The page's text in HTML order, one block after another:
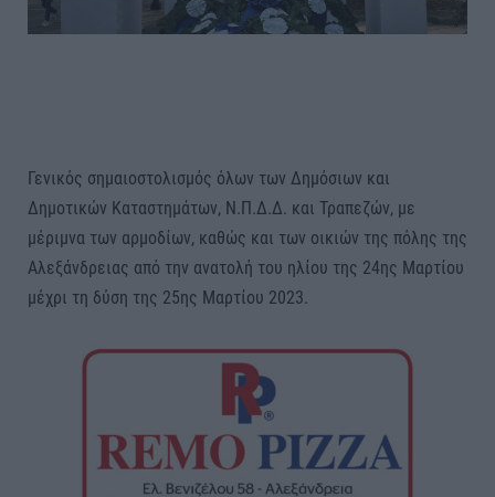
Γενικός σημαιοστολισμός όλων των Δημόσιων και
Δημοτικών Καταστημάτων, Ν.Π.Δ.Δ. και Τραπεζών, με
μέριμνα των αρμοδίων, καθώς και των οικιών της πόλης της
Αλεξάνδρειας από την ανατολή του ηλίου της 24ης Μαρτίου
μέχρι τη δύση της 25ης Μαρτίου 2023.